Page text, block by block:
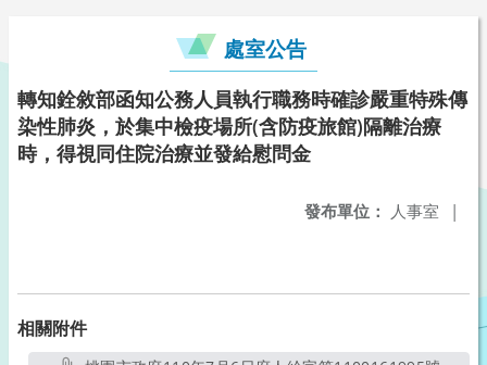
處室公告
轉知銓敘部函知公務人員執行職務時確診嚴重特殊傳
染性肺炎，於集中檢疫場所(含防疫旅館)隔離治療
時，得視同住院治療並發給慰問金
發布單位： 人事室 |
相關附件